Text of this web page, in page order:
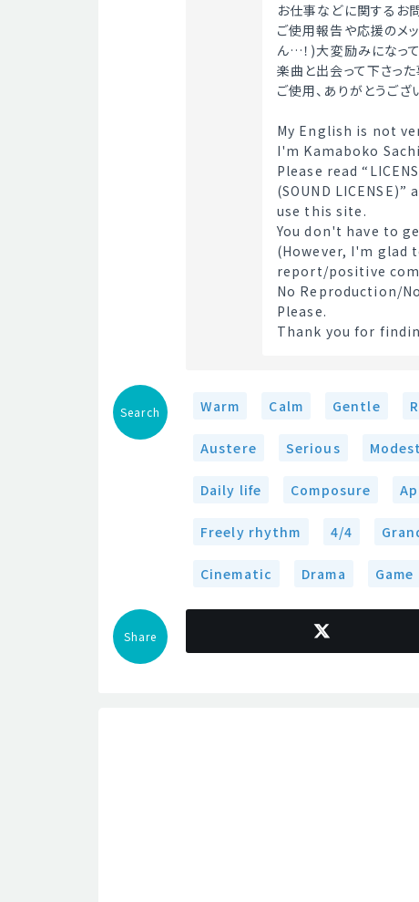
お仕事などに関するお
ご使用報告や応援のメ
ん…！)大変励みになって
楽曲と出会って下さった
ご使用、ありがとうござ
My English is not
I'm Kamaboko
Please read
(SOUND
use this site.
You don't have to
(However, I'm glad
report/positive
No Reproduction/
Please.
Thank you for
Search Warm Calm Gentle
Austere Serious Modest
Daily life Composure
Freely rhythm 4/4
Cinematic Drama Game
Share